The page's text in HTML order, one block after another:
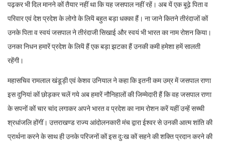
पढ़कर भी दिल मानने कों तैयार नहीं था कि यह जसपाल नहीं रहें। अब यें एक बूढ़े पिता व
परिवार एवं देश प्रदेश के लोगो के लियॆ बहुत बड़ा धक्का हैं। ना जाने कितने तीरंदाजों कों
उनके पिता व स्वयं जसपाल ने तीरंदाजी सिखाई और स्वयं भी भारत का नाम रोशन किया।
उनका निधन हमारें प्रदेश के लियॆ हैं एक बड़ा झटका हैं उनकी कमी हमेशा हमें सालती
रहेंगी।
महासचिव रामलाल खंडूड़ी एवं केशव उनियाल ने कहा कि इतनी कम उम्र में जसपाल राणा
इस दुनियां कों छोड़कर चलें गये अब हमारें नौनिहालों की जिम्मेदारी हैं कि वह जसपाल राणा
के सपनों कों चार चांद लगाकर अपने भारत व प्रदेश का नाम रोशन करें यहीं उन्हें सच्ची
श्रधांजलि होंगीं। उत्तराखण्ड राज्य आंदोलनकारी मंच द्वारा ईश्वर से उनकी आत्म शांति की
प्रार्थना करने के साथ ही उनके परिजनों कों इस दुःख कों सहने की शक्ति प्रदान करने की